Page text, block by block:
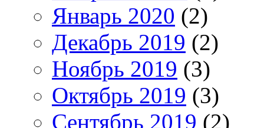
Январь 2020 (2)
Декабрь 2019 (2)
Ноябрь 2019 (3)
Октябрь 2019 (3)
Сентябрь 2019 (2)